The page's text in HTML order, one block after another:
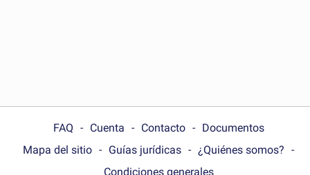
FAQ Cuenta Contacto
Documentos
Mapa del sitio
Guías jurídicas
¿Quiénes somos?
Condiciones generales